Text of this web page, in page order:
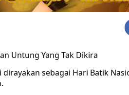
Untung Yang Tak Dikira
sebagai Hari Batik